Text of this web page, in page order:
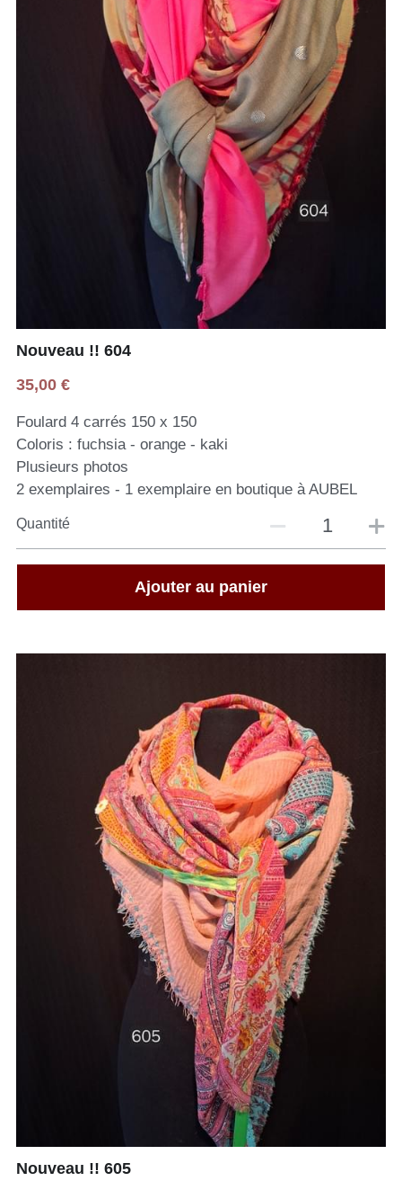
Nouveau !! 604
35,00 €
Foulard 4 carrés 150 x 150
Coloris : fuchsia - orange - kaki
Plusieurs photos
2 exemplaires - 1 exemplaire en boutique à AUBEL
Quantité
Ajouter au panier
Nouveau !! 605